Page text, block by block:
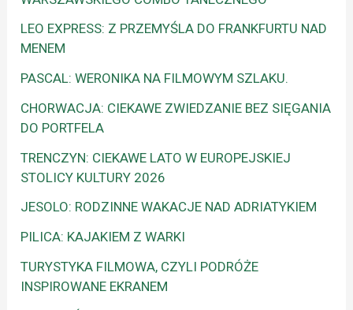
LEO EXPRESS: Z PRZEMYŚLA DO FRANKFURTU NAD
MENEM
PASCAL: WERONIKA NA FILMOWYM SZLAKU.
CHORWACJA: CIEKAWE ZWIEDZANIE BEZ SIĘGANIA
DO PORTFELA
TRENCZYN: CIEKAWE LATO W EUROPEJSKIEJ
STOLICY KULTURY 2026
JESOLO: RODZINNE WAKACJE NAD ADRIATYKIEM
PILICA: KAJAKIEM Z WARKI
TURYSTYKA FILMOWA, CZYLI PODRÓŻE
INSPIROWANE EKRANEM